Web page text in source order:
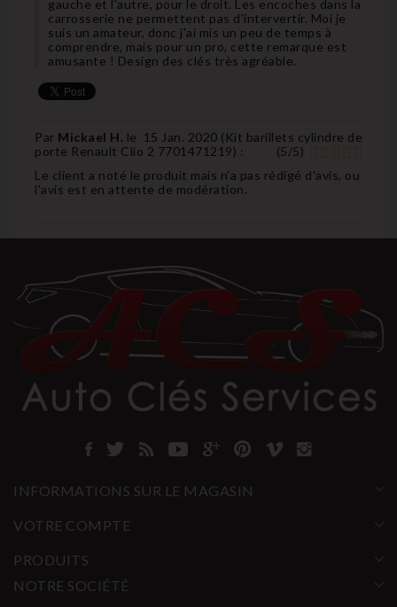
gauche et l'autre, pour le droit. Les encoches dans la
carrosserie ne permettent pas d'intervertir. Moi je
suis un amateur, donc j'ai mis un peu de temps à
comprendre, mais pour un pro, cette remarque est
amusante ! Design des clés très agréable.
Par Mickael H. le 15 Jan. 2020 ( Kit barillets cylindre de
porte Renault Clio 2 7701471219) : (5/5)
Le client a noté le produit mais n'a pas rédigé d'avis, ou
l'avis est en attente de modération.
INFORMATIONS SUR LE MAGASIN
VOTRE COMPTE
PRODUITS
NOTRE SOCIÉTÉ